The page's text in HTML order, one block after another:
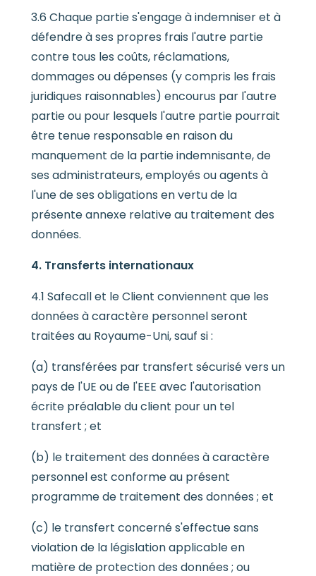
3.6 Chaque partie s'engage à indemniser et à
défendre à ses propres frais l'autre partie
contre tous les coûts, réclamations,
dommages ou dépenses (y compris les frais
juridiques raisonnables) encourus par l'autre
partie ou pour lesquels l'autre partie pourrait
être tenue responsable en raison du
manquement de la partie indemnisante, de
ses administrateurs, employés ou agents à
l'une de ses obligations en vertu de la
présente annexe relative au traitement des
données.
4. Transferts internationaux
4.1 Safecall et le Client conviennent que les
données à caractère personnel seront
traitées au Royaume-Uni, sauf si :
(a) transférées par transfert sécurisé vers un
pays de l'UE ou de l'EEE avec l'autorisation
écrite préalable du client pour un tel
transfert ; et
(b) le traitement des données à caractère
personnel est conforme au présent
programme de traitement des données ; et
(c) le transfert concerné s'effectue sans
violation de la législation applicable en
matière de protection des données ; ou